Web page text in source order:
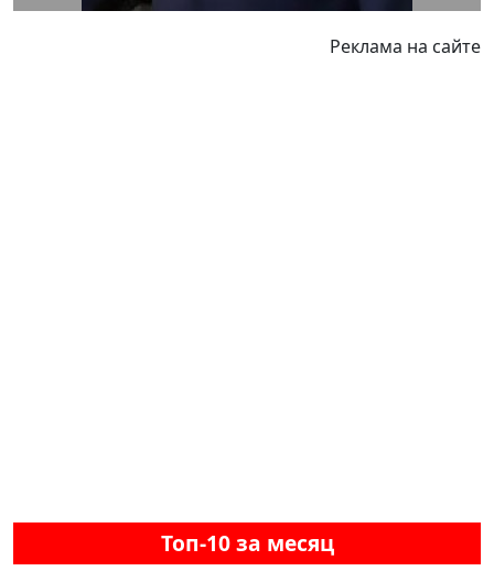
Реклама на сайте
Топ-10 за месяц